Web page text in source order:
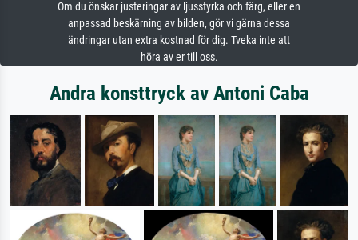
Om du önskar justeringar av ljusstyrka och färg, eller en
anpassad beskärning av bilden, gör vi gärna dessa
ändringar utan extra kostnad för dig. Tveka inte att
höra av er till oss.
Andra konsttryck av Antoni Caba